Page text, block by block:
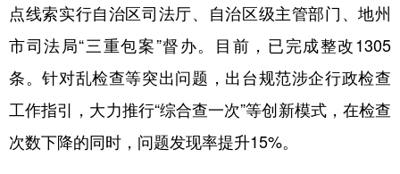
点线索实行自治区司法厅、自治区级主管部门、地州
市司法局“三重包案”督办。目前，已完成整改1305
条。针对乱检查等突出问题，出台规范涉企行政检查
工作指引，大力推行“综合查一次”等创新模式，在检查
次数下降的同时，问题发现率提升15%。